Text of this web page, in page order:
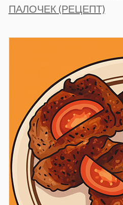
ПАЛОЧЕК (РЕЦЕПТ)